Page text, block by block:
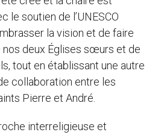
le soutien de l’UNESCO
la vision et de faire
nos deux Églises sœurs et de
tout en établissant une autre
collaboration entre les
Pierre et André.
interreligieuse et